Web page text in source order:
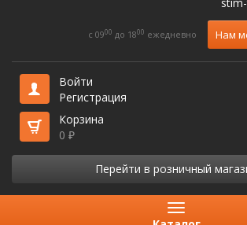
c 0900 до 1800 ежедневно Нам
Войти
Регистрация
Корзина
0 ₽
Перейти в розничный